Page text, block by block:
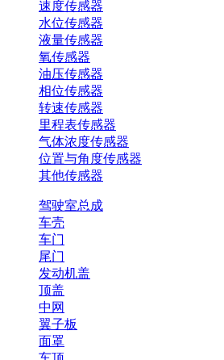
速度传感器
水位传感器
液量传感器
氧传感器
油压传感器
相位传感器
转速传感器
里程表传感器
气体浓度传感器
位置与角度传感器
其他传感器
驾驶室总成
车壳
车门
尾门
发动机盖
顶盖
中网
翼子板
面罩